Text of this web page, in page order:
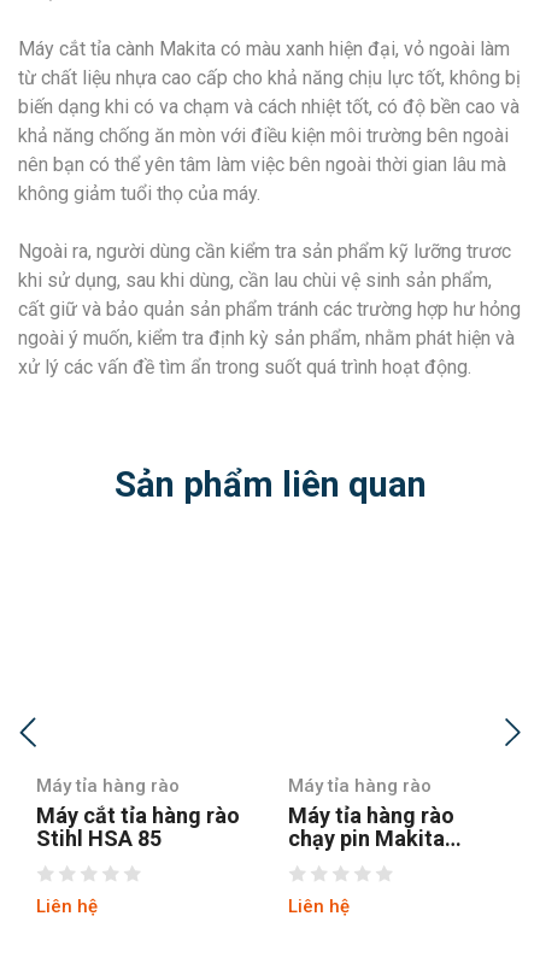
Máy cắt tỉa cành Makita có màu xanh hiện đại, vỏ ngoài làm
từ chất liệu nhựa cao cấp cho khả năng chịu lực tốt, không bị
biến dạng khi có va chạm và cách nhiệt tốt, có độ bền cao và
khả năng chống ăn mòn với điều kiện môi trường bên ngoài
nên bạn có thể yên tâm làm việc bên ngoài thời gian lâu mà
không giảm tuổi thọ của máy.
Ngoài ra, người dùng cần kiểm tra sản phẩm kỹ lưỡng trươc
khi sử dụng, sau khi dùng, cần lau chùi vệ sinh sản phẩm,
cất giữ và bảo quản sản phẩm tránh các trường hợp hư hỏng
ngoài ý muốn, kiểm tra định kỳ sản phẩm, nhằm phát hiện và
xử lý các vấn đề tìm ẩn trong suốt quá trình hoạt động.
Sản phẩm liên quan
Máy tỉa hàng rào
Máy tỉa hàng rào
chạy pin Makita
BUH523SH
Liên hệ
Máy tỉa hàng rào
Máy tỉa hàng rào
chạy pin Makita
BUH650RDEP 36V
Liên hệ